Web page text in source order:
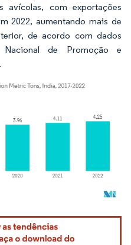
avícolas, com exportações
2022, aumentando mais de
de acordo com dados
Nacional de Promoção e
atribuição conforme CC BY 4.0.